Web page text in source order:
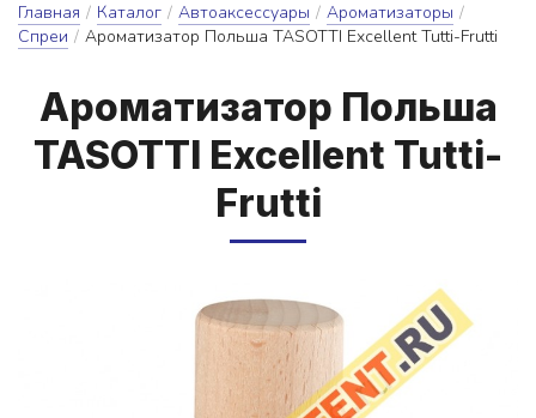
Главная / Каталог / Автоаксессуары / Ароматизаторы /
Спреи / Ароматизатор Польша TASOTTI Excellent Tutti-Frutti
А­ро­ма­ти­за­тор Поль­ша
TASOTTI Excellent Tutti-
Frutti